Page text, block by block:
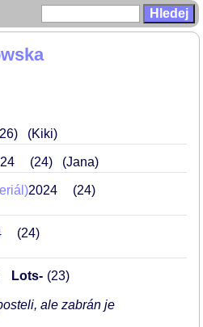
26 (Kiki)
24 (Jana)
2024
24
24
Lots-
23
ale zabrán je